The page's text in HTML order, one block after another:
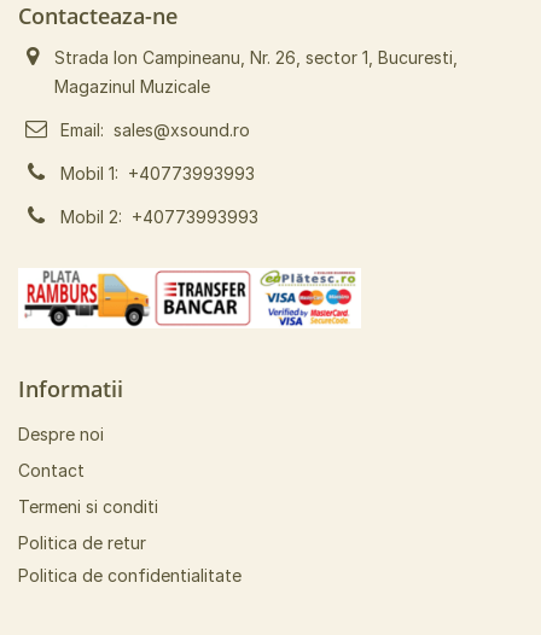
Contacteaza-ne
Strada Ion Campineanu, Nr. 26, sector 1, Bucuresti,
Magazinul Muzicale
Email: sales@xsound.ro
Mobil 1: +40773993993
Mobil 2: +40773993993
Informatii
Despre noi
Contact
Termeni si conditi
Politica de retur
Politica de confidentialitate